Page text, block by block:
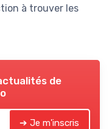
à trouver les
de
➔ Je m'inscris